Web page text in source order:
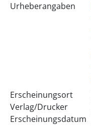
Urheberangaben
Erscheinungsort
Verlag/Drucker
Erscheinungsdatum